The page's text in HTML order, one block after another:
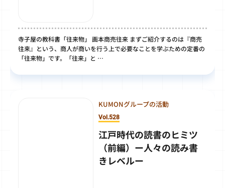
寺子屋の教科書「往来物」 画本商売往来 まずご紹介するのは『商売
往来』という、商人が商いを行う上で必要なことを学ぶための定番の
「往来物」です。「往来」と …
KUMONグループの活動
Vol.528
江戸時代の読書のヒミツ
（前編）ー人々の読み書
きレベルー